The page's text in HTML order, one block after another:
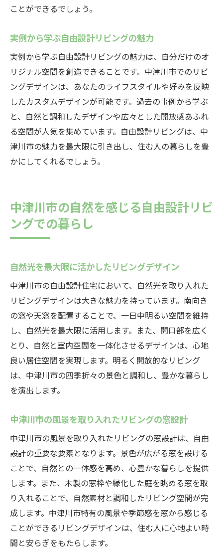
ことができるでしょう。
実例から学ぶ自由設計リビングの魅力
実例から学ぶ自由設計リビングの魅力は、自分だけのオ
リジナル空間を創造できることです。中津川市でのリビ
ングデザインは、あなたのライフスタイルや好みを反映
したカスタムデザインが可能です。過去の事例から学ぶ
と、自然と調和したデザインや広々とした開放感あふれ
る空間が人気を集めています。自由設計リビングは、中
津川市の魅力を最大限に引き出し、住む人の暮らしを豊
かにしてくれるでしょう。
中津川市の自然を感じる自由設計リビ
ングでの暮らし
自然光を最大限に活かしたリビングデザイン
中津川市の自由設計住宅において、自然光を取り入れた
リビングデザインは大きな魅力を持っています。南向き
の窓や天窓を配置することで、一日中明るい空間を維持
し、自然光を最大限に活用します。また、開口部を広く
とり、自然と室内空間を一体化させるデザインは、心地
良い居住空間を実現します。明るく開放的なリビング
は、中津川市の四季折々の景色と調和し、豊かな暮らし
を演出します。
中津川市の風景を取り入れたリビングの窓設計
中津川市の風景を取り入れたリビングの窓設計は、自由
設計の重要な要素となります。景色が広がる窓を設ける
ことで、自然との一体感を高め、心豊かな暮らしを提供
します。また、木製の窓枠や緑化した庭を眺める窓を取
り入れることで、自然素材と調和したリビング空間が完
成します。中津川市特有の風景や季節感を窓から感じる
ことができるリビングデザインは、住む人に心地よい時
間と安らぎをもたらします。